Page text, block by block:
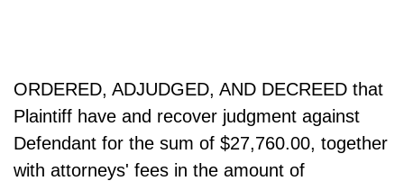
ORDERED, ADJUDGED, AND DECREED that
Plaintiff have and recover judgment against
Defendant for the sum of $27,760.00, together
with attorneys' fees in the amount of